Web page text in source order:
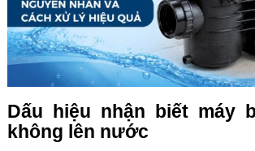
Dấu hiệu nhận biết máy
không lên nước